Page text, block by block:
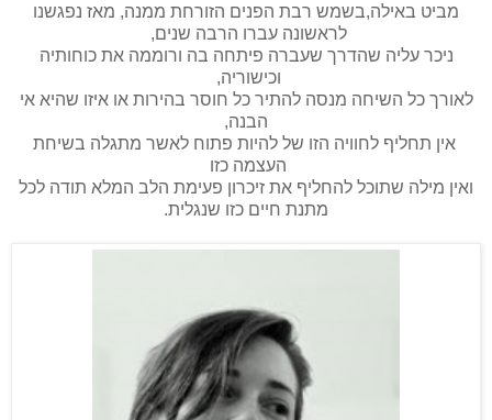
מביט באילה,בשמש רבת הפנים הזורחת ממנה, מאז נפגשנו
לראשונה עברו הרבה שנים,
ניכר עליה שהדרך שעברה פיתחה בה ורוממה את כוחותיה
וכישוריה,
לאורך כל השיחה מנסה להתיר כל חוסר בהירות או איזו שהיא אי
הבנה,
אין תחליף לחוויה הזו של להיות פתוח לאשר מתגלה בשיחת
העצמה כזו
ואין מילה שתוכל להחליף את זיכרון פעימת הלב המלא תודה לכל
מתנת חיים כזו שנגלית.